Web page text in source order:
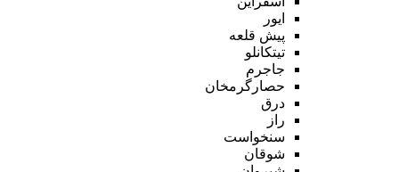
ایور
پیش قلعه
تیتکانلو
جاجرم
حصارگرمخان
درق
راز
سنخواست
شوقان